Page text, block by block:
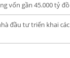
vốn gần 45.000 tỷ
đầu tư triển khai